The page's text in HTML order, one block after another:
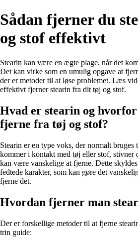
Sådan fjerner du
og stof effektivt
Stearin kan være en ægte plage, når det
Det kan virke som en umulig opgave at
der er metoder til at løse problemet. Læs
effektivt fjerner stearin fra dit tøj og stof.
Hvad er stearin og
fjerne fra tøj og stof?
Stearin er en type voks, der normalt bruges
kommer i kontakt med tøj eller stof, stivner
kan være vanskelige at fjerne. Dette
fedtede karakter, som kan gøre det
fjerne det.
Hvordan fjerner man
Der er forskellige metoder til at fjerne
trin guide: